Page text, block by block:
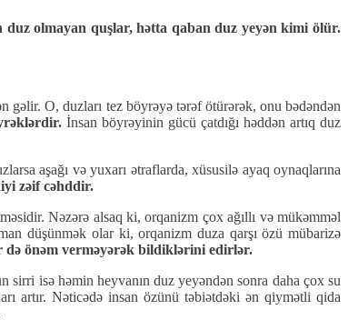
olmayan quşlar, hətta qaban duz yeyən kimi ölür.
O, duzları tez böyrəyə tərəf ötürərək, onu bədəndən
İnsan böyrəyinin gücü çatdığı həddən artıq duz
aşağı və yuxarı ətraflarda, xüsusilə ayaq oynaqlarına
zəif cəhddir.
Nəzərə alsaq ki, orqanizm çox ağıllı və mükəmməl
düşünmək olar ki, orqanizm duza qarşı özü mübarizə
də önəm verməyərək bildiklərini edirlər.
isə həmin heyvanın duz yeyəndən sonra daha çox su
artır. Nəticədə insan özünü təbiətdəki ən qiymətli qida